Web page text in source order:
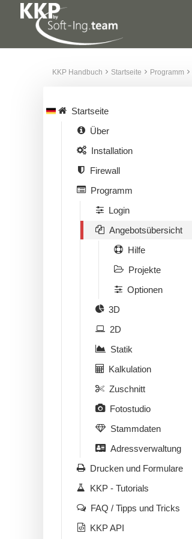
KKP Handbuch Startseite Programm
Startseite
Über
Installation
Firewall
Programm
Login
Angebotsübersicht
Hilfe
Projekte
Optionen
3D
2D
Statik
Kalkulation
Zuschnitt
Fotostudio
Stammdaten
Adressverwaltung
Drucken und Formulare
KKP - Tutorials
FAQ / Tipps und Tricks
KKP API